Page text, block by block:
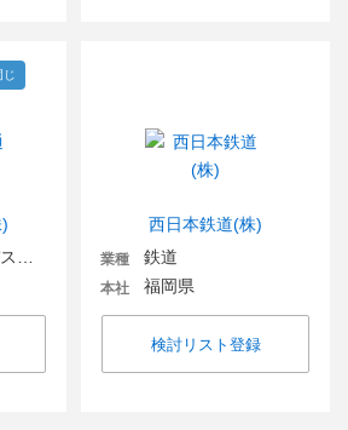
西日本鉄道(株)
業種 鉄道
本社 福岡県
検討リスト登録